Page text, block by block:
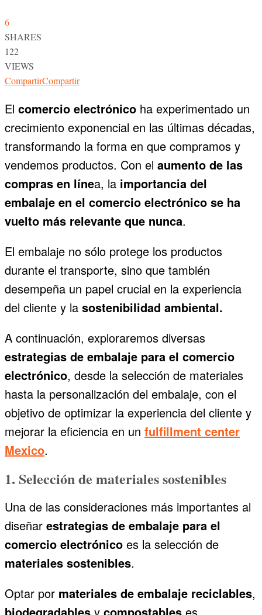
6
SHARES
122
VIEWS
CompartirCompartir
El comercio electrónico ha experimentado un
crecimiento exponencial en las últimas décadas,
transformando la forma en que compramos y
vendemos productos. Con el aumento de las
compras en línea, la importancia del
embalaje en el comercio electrónico se ha
vuelto más relevante que nunca.
El embalaje no sólo protege los productos
durante el transporte, sino que también
desempeña un papel crucial en la experiencia
del cliente y la sostenibilidad ambiental.
A continuación, exploraremos diversas
estrategias de embalaje para el comercio
electrónico, desde la selección de materiales
hasta la personalización del embalaje, con el
objetivo de optimizar la experiencia del cliente y
mejorar la eficiencia en un fulfillment center
Mexico.
1. Selección de materiales sostenibles
Una de las consideraciones más importantes al
diseñar estrategias de embalaje para el
comercio electrónico es la selección de
materiales sostenibles.
Optar por materiales de embalaje reciclables,